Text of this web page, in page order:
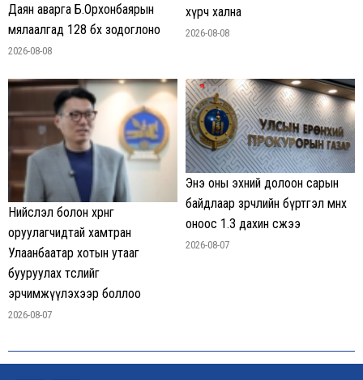
Даян аварга Б.Орхонбаярын
мялаалгад 128 бөх зодоглоно
2026-08-08
хүрч хална
2026-08-08
Нийслэл болон хөрөнгө
оруулагчидтай хамтран
Улаанбаатар хотын утааг
бууруулах төслийг
эрчимжүүлэхээр боллоо
2026-08-07
Энэ оны эхний долоон сарын
байдлаар зөрчлийн бүртгэл өмнөх
оноос 1.3 дахин өсжээ
2026-08-07